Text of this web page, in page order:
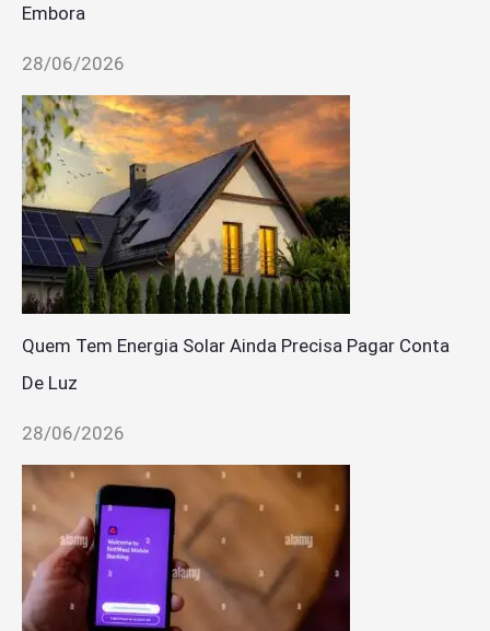
Embora
28/06/2026
Quem Tem Energia Solar Ainda Precisa Pagar Conta
De Luz
28/06/2026